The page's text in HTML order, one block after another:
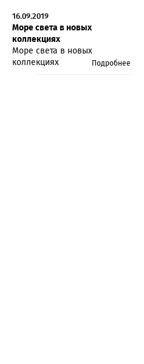
16.09.2019
Море света в новых
коллекциях
Море света в новых
коллекциях
Подробнее